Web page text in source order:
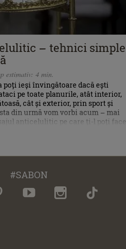
– tehnici simple
estimativ: 4 min.
poți ieși învingătoare dacă ești
pe toate planurile, atât interior,
cât și exterior, prin sport și
din urmă vom vorbi acum – mai
anticelulitic pe care ți-l poți face
#SABON